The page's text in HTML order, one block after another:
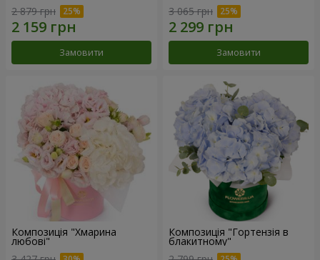
2 879 грн
Замовити
3 065 грн
Замовити
Композиція "Хмарина
любові"
Композиція "Гортензія в
блакитному"